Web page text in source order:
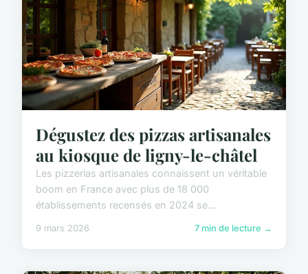
Dégustez des pizzas artisanales
au kiosque de ligny-le-châtel
Les pizzerias artisanales connaissent un véritable
boom en France avec plus de 18 000
établissements recensés en 2024 se...
9 mars 2026 7 min de lecture →